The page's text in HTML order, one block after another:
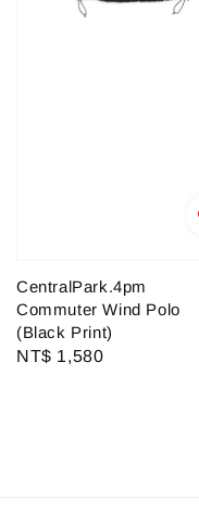
CentralPark.4pm
Commuter Wind Polo
(Black Print)
Regular
NT$ 1,580